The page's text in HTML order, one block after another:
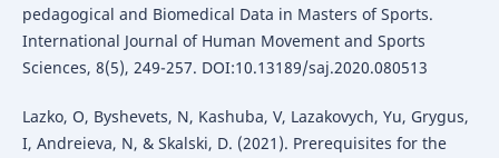
pedagogical and Biomedical Data in Masters of Sports.
International Journal of Human Movement and Sports
Sciences, 8(5), 249-257. DOI:10.13189/saj.2020.080513
Lazko, O, Byshevets, N, Kashuba, V, Lazakovych, Yu, Grygus,
I, Andreieva, N, & Skalski, D. (2021). Prerequisites for the